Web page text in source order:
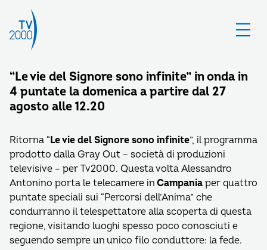
“Le vie del Signore sono infinite” in onda in
4 puntate la domenica a partire dal 27
agosto alle 12.20
Ritorna “Le vie del Signore sono infinite”, il programma
prodotto dalla Gray Out – società di produzioni
televisive – per Tv2000. Questa volta Alessandro
Antonino porta le telecamere in Campania per quattro
puntate speciali sui “Percorsi dell’Anima” che
condurranno il telespettatore alla scoperta di questa
regione, visitando luoghi spesso poco conosciuti e
seguendo sempre un unico filo conduttore: la fede.